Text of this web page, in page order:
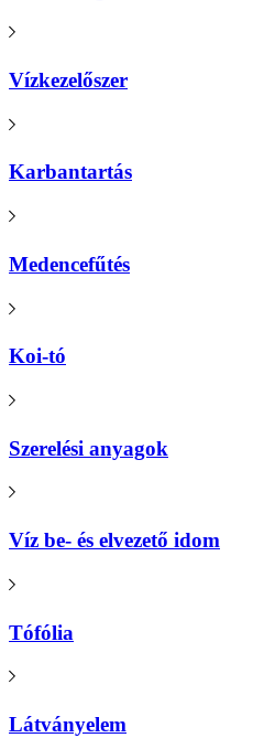
Vízkezelőszer
Karbantartás
Medencefűtés
Koi-tó
Szerelési anyagok
Víz be- és elvezető idom
Tófólia
Látványelem